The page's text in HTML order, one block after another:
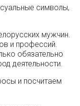
символы,
мужчин.
и профессий.
обязательно
деятельности.
и посчитаем